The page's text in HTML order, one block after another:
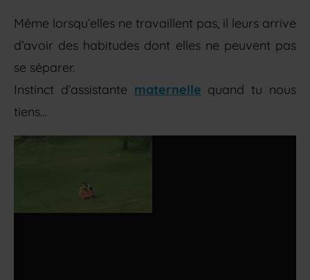
Même lorsqu’elles ne travaillent pas, il leurs arrive
d’avoir des habitudes dont elles ne peuvent pas
se séparer.
Instinct d’assistante maternelle quand tu nous
tiens…